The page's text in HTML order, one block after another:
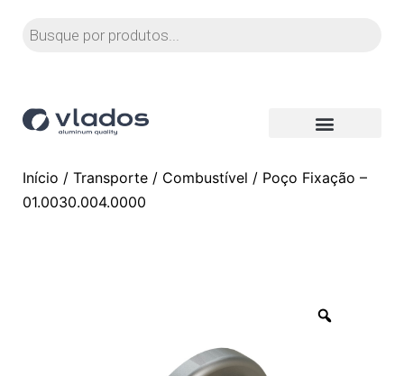
Início / Transporte / Combustível / Poço Fixação –
01.0030.004.0000